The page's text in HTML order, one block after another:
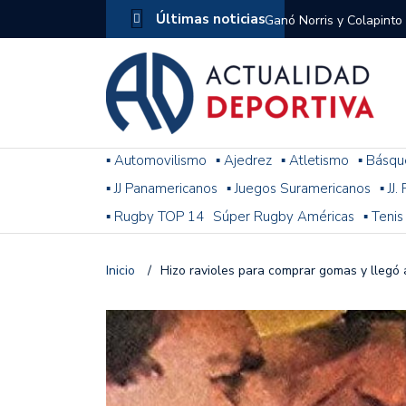
Últimas noticiasGanó Norris y
1
El penal de Barracas
Monumental
Se jugó una nueva
Arrancó el Torneo
Franco Colapinto giró
Racing le ganó a
omitió un penal de Sosa
▪ Automovilismo ▪ Ajedrez ▪ Atletismo ▪
▪ JJ Panamericanos ▪ Juegos Suramericanos ▪
▪ Rugby TOP 14 Súper Rugby Américas ▪ Tenis
Inicio / Hizo ravioles para comprar gomas y llegó